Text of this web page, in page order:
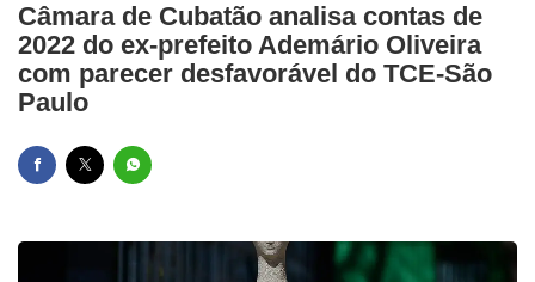
Câmara de Cubatão analisa contas de
2022 do ex-prefeito Ademário Oliveira
com parecer desfavorável do TCE-São
Paulo